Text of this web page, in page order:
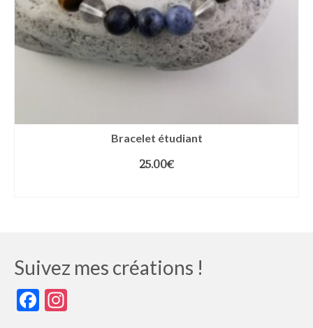
Bracelet étudiant
25.00€
Suivez mes créations !
Facebook